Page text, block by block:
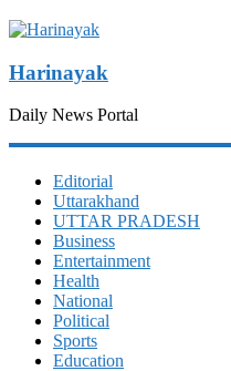
Harinayak
Daily News Portal
Editorial
Uttarakhand
UTTAR PRADESH
Business
Entertainment
Health
National
Political
Sports
Education